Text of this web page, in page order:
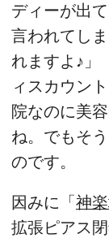
ディーが出
言われてし
れますよ♪」
ィスカウン
院なのに美
ね。でもそ
のです。
因みに「 神
拡張ピアス